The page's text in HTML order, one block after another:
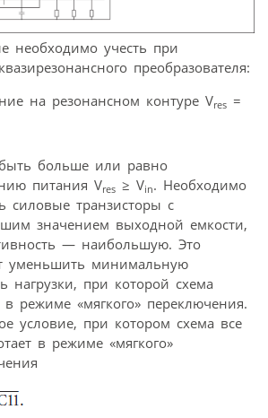
необходимо учесть при
преобразователя:
на резонансном контуре Vres=
больше или равно
питания Vres≥ Vin. Необходимо
силовые транзисторы с
значением выходной емкости,
— наибольшую. Это
уменьшить минимальную
нагрузки, при которой схема
в режиме «мягкого» переключения.
условие, при котором схема все
в режиме «мягкого»